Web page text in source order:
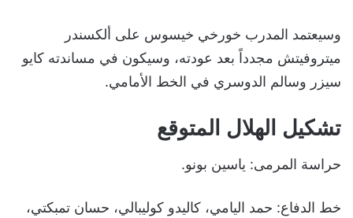
وسيعتمد المدرب خورخي خيسوس على ألكسندر
ميتروفيتش مجدداً بعد عودته، وسيكون في مساندته كايو
سيزر وسالم الدوسري في الخط الأمامي.
تشكيل الهلال المتوقع
حراسة المرمى: ياسين بونو.
خط الدفاع: حمد اليامي، كاليدو كوليبالي، حسان تمبكتي،